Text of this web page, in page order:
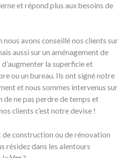
et répond plus aux besoins de
avons conseillé nos clients sur
aussi sur un aménagement de
la superficie et
ou un bureau. Ils ont signé notre
et nous sommes intervenus sur
de ne pas perdre de temps et
clients c’est notre devise !
de construction ou de rénovation
résidez dans les alentours